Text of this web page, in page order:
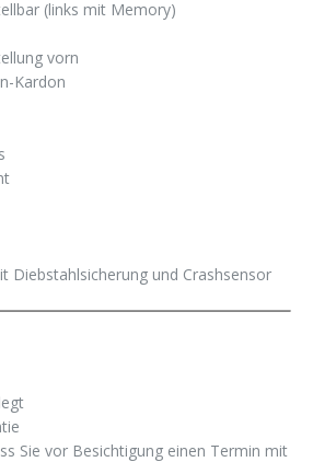
(links mit Memory)
vorn
Kardon
Diebstahlsicherung und Crashsensor
Sie vor Besichtigung einen Termin mit